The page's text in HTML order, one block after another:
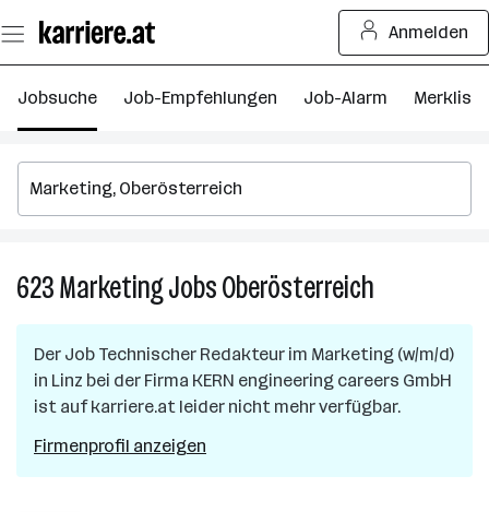
Seiteninhalt
springen
Anmelden
Jobsuche Job-Empfehlungen Job-Alarm Merkliste
623MarketingJobsOberösterreich
in
Der Job Technischer Redakteur im Marketing (w/m/d)
in Linz bei der Firma KERN engineering careers GmbH
ist auf karriere.at leider nicht mehr verfügbar.
Firmenprofil anzeigen